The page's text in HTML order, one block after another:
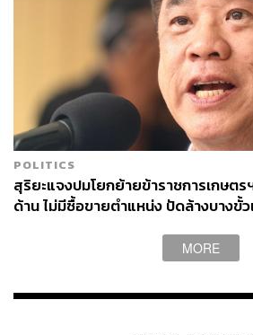
POLITICS
สุริยะแจงปมโยกย้ายข้าราชการเกษต
ด้าน ไม่มีซื้อขายตำแหน่ง ปัดล้างบางขั้ว
MORE